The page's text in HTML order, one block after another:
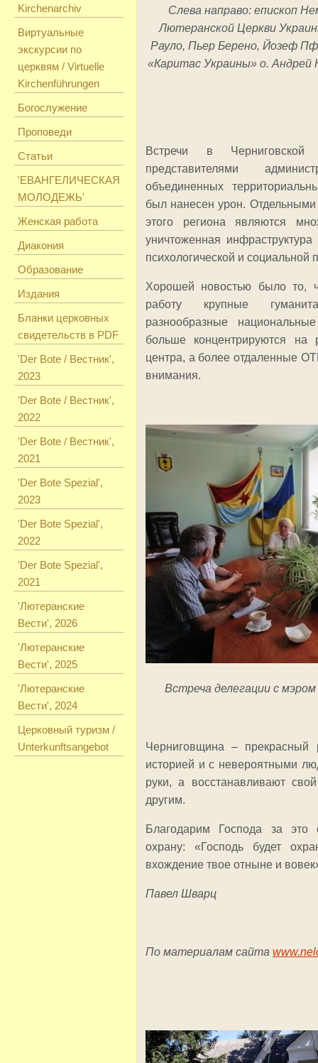
Kirchenarchiv
Виртуальные
экскурсии по
церквям / Virtuelle
Kirchenführungen
Богослужение
Проповеди
Статьи
'ЕВАНГЕЛИЧЕСКАЯ
МОЛОДЕЖЬ'
Женская работа
Диакония
Образование
Издания
Бланки церковных
свидетельств в PDF
'Der Bote / Вестник',
2023
'Der Bote / Вестник',
2022
'Der Bote / Вестник',
2021
'Der Bote Spezial',
2023
'Der Bote Spezial',
2022
'Der Bote Spezial',
2021
'Лютеранские
Вести', 2026
'Лютеранские
Вести', 2025
'Лютеранские
Вести', 2024
Церковный туризм /
Unterkunftsangebot
Слева направо: епископ
Лютеранской Церкви
Рауло, Пьер Берено, Йозеф
«Каритас Украины» о. Андрей
Встречи в
представителями
объединенных
был нанесен урон.
этого региона являются
уничтоженная
психологической и социальной
Хорошей новостью было то,
работу крупные
разнообразные
больше концентрируются на
центра, а более отдаленные
внимания.
Встреча делегации с
Черниговщина – прекрасный
историей и с невероятными
руки, а восстанавливают
другим.
Благодарим Господа за
охрану: «Господь будет
вхождение твое отныне и
Павел Шварц
По материалам сайта